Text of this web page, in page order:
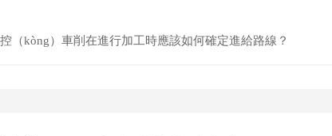
（kòng）車削在進行加工時應該如何確定進給路線？